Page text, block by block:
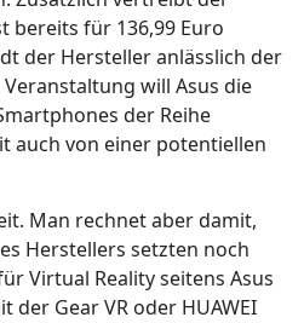
bereits für 136,99 Euro
der Hersteller anlässlich der
will Asus die
der Reihe
auch von einer potentiellen
Man rechnet aber damit,
Herstellers setzten noch
Virtual Reality seitens Asus
der Gear VR oder HUAWEI